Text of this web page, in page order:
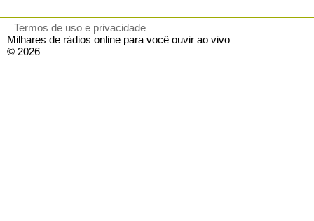
Termos de uso e privacidade
Milhares de rádios online para você ouvir ao vivo
© 2026